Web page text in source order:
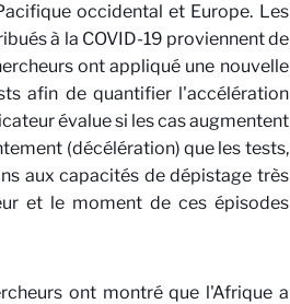
occidental et Europe. Les
à la COVID-19 proviennent de
ont appliqué une nouvelle
afin de quantifier l'accélération
évalue si les cas augmentent
(décélération) que les tests,
aux capacités de dépistage très
et le moment de ces épisodes
ont montré que l'Afrique a